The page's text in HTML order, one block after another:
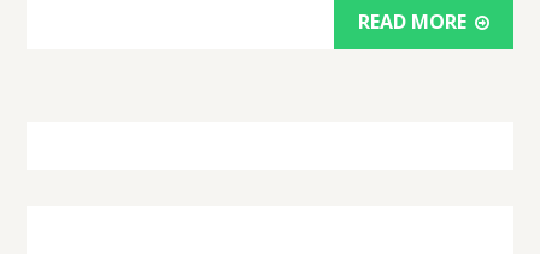
READ MORE